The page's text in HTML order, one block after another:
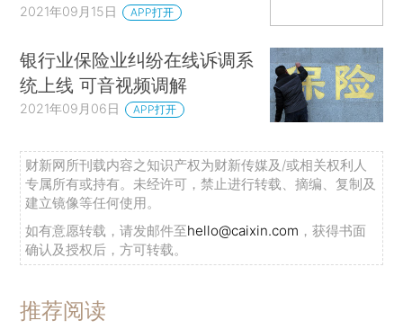
2021年09月15日 APP打开
银行业保险业纠纷在线诉调系
统上线 可音视频调解
2021年09月06日 APP打开
财新网所刊载内容之知识产权为财新传媒及/或相关权利人
专属所有或持有。未经许可，禁止进行转载、摘编、复制及
建立镜像等任何使用。
如有意愿转载，请发邮件至hello@caixin.com ，获得书面
确认及授权后，方可转载。
推荐阅读